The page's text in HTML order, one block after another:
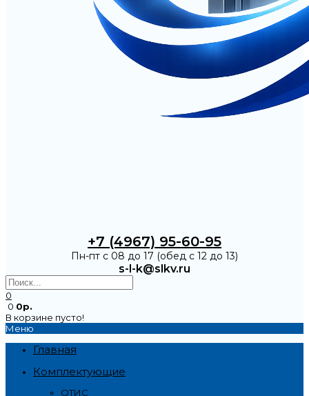
+7 (4967) 95-60-95
Пн-пт с 08 до 17 (обед с 12 до 13)
s-l-k@slkv.ru
0
0 0р.
В корзине пусто!
Меню
Главная
Комплектующие
ОТИС